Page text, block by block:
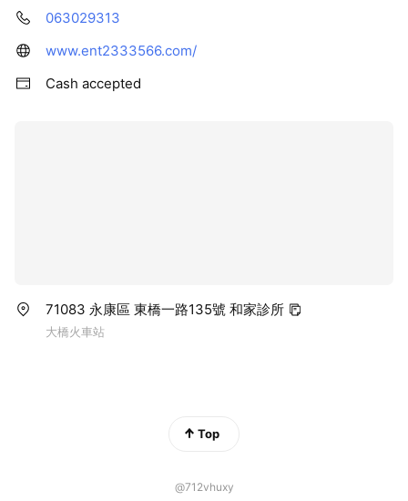
063029313
www.ent2333566.com/
Cash accepted
71083 永康區 東橋一路135號 和家診所
大橋火車站
Top
@712vhuxy